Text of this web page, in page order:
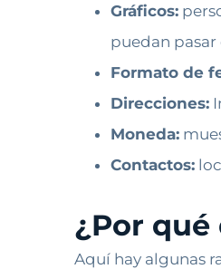
Gráficos:
puedan
Formato de
Direcciones:
Moneda:
Contactos:
¿Por
Aquí hay algunas